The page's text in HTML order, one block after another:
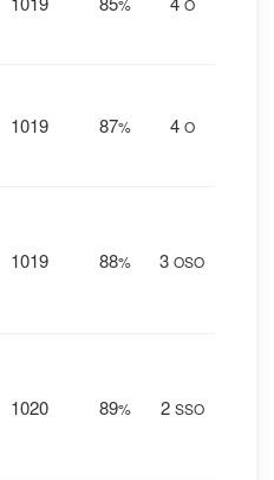
% O
1019 87% 4 O
1019 88% 3 OSO
1020 89% 2 SSO